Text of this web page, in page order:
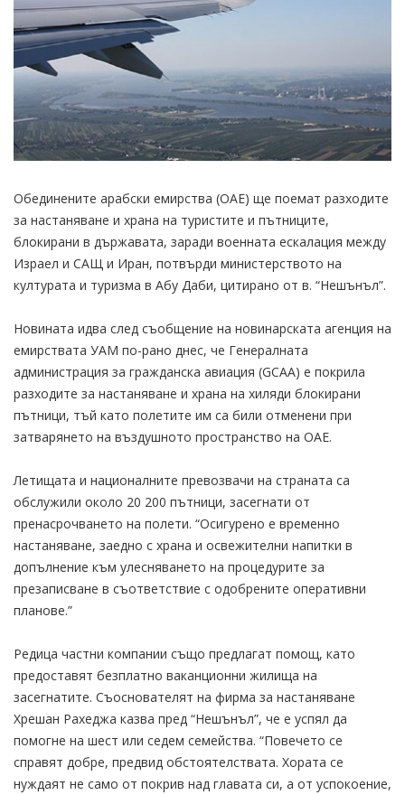
Обединените арабски емирства (ОАЕ) ще поемат разходите
за настаняване и храна на туристите и пътниците,
блокирани в държавата, заради военната ескалация между
Израел и САЩ и Иран, потвърди министерството на
културата и туризма в Абу Даби, цитирано от в. “Нешънъл”.
Новината идва след съобщение на новинарската агенция на
емирствата УАМ по-рано днес, че Генералната
администрация за гражданска авиация (GCAA) е покрила
разходите за настаняване и храна на хиляди блокирани
пътници, тъй като полетите им са били отменени при
затварянето на въздушното пространство на ОАЕ.
Летищата и националните превозвачи на страната са
обслужили около 20 200 пътници, засегнати от
пренасрочването на полети. “Осигурено е временно
настаняване, заедно с храна и освежителни напитки в
допълнение към улесняването на процедурите за
презаписване в съответствие с одобрените оперативни
планове.”
Редица частни компании също предлагат помощ, като
предоставят безплатно ваканционни жилища на
засегнатите. Съоснователят на фирма за настаняване
Хрешан Рахеджа казва пред “Нешънъл”, че е успял да
помогне на шест или седем семейства. “Повечето се
справят добре, предвид обстоятелствата. Хората се
нуждаят не само от покрив над главата си, а от успокоение,